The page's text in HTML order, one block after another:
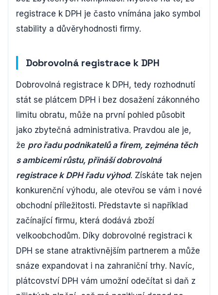
registrace k DPH je často vnímána jako symbol
stability a důvěryhodnosti firmy.
Dobrovolná registrace k DPH
Dobrovolná registrace k DPH, tedy rozhodnutí
stát se plátcem DPH i bez dosažení zákonného
limitu obratu, může na první pohled působit
jako zbytečná administrativa. Pravdou ale je,
že pro řadu podnikatelů a firem, zejména těch
s ambicemi růstu, přináší dobrovolná
registrace k DPH řadu výhod. Získáte tak nejen
konkurenční výhodu, ale otevřou se vám i nové
obchodní příležitosti. Představte si například
začínající firmu, která dodává zboží
velkoobchodům. Díky dobrovolné registraci k
DPH se stane atraktivnějším partnerem a může
snáze expandovat i na zahraniční trhy. Navíc,
plátcovství DPH vám umožní odečítat si daň z